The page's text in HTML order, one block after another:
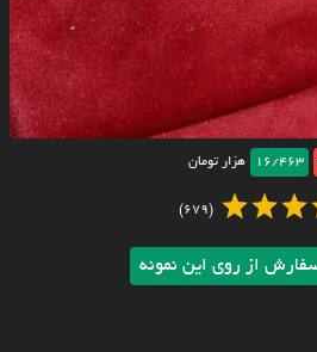
16/463 هزار تومان
(679)
از روی این نمونه